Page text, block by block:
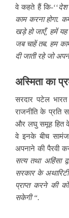
वे कहते हैं कि-‘‘देश
काम करना होगा.
खड़े हो जाएँ, हमें
जब चाहें तब. हम
दी जाती रहे जो
अस्मिता का
सरदार पटेल
राजनीति के प्रति
और लघु समूह हित के
वे इनके बीच
अपनाने की पैरवी
सत्य तथा अहिंसा
सरकार के
प्राप्त करने की
सकेगी“.